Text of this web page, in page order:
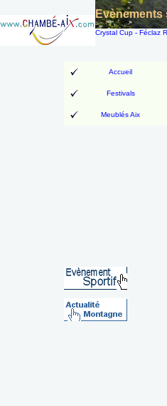
Crystal Cup - Féclaz
Accueil
Festivals
Meublés Aix